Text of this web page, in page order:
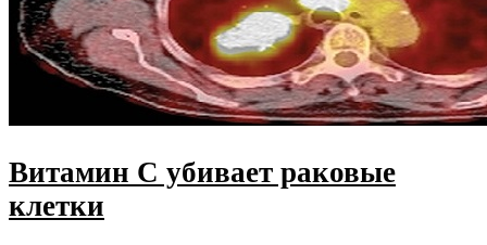
Витамин С убивает раковые
клетки